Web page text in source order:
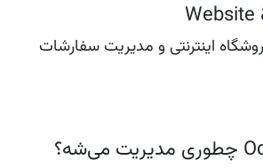
Website
اینترنتی و مدیریت سفارشات